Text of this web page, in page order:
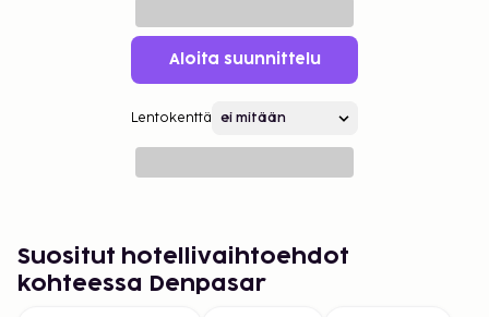
Aloita suunnittelu
Lentokenttä
Suositut hotellivaihtoehdot
kohteessa Denpasar